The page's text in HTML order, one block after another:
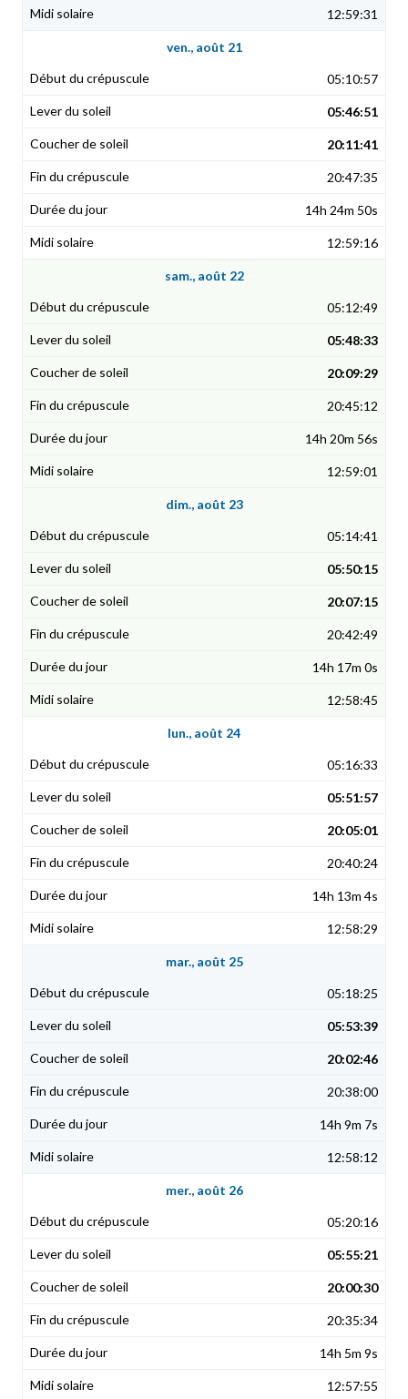
12:59:31
ven., août 21
05:10:57
05:46:51
20:11:41
20:47:35
14h 24m 50s
12:59:16
sam., août 22
05:12:49
05:48:33
20:09:29
20:45:12
14h 20m 56s
12:59:01
dim., août 23
05:14:41
05:50:15
20:07:15
20:42:49
14h 17m 0s
12:58:45
lun., août 24
05:16:33
05:51:57
20:05:01
20:40:24
14h 13m 4s
12:58:29
mar., août 25
05:18:25
05:53:39
20:02:46
20:38:00
14h 9m 7s
12:58:12
mer., août 26
05:20:16
05:55:21
20:00:30
20:35:34
14h 5m 9s
12:57:55